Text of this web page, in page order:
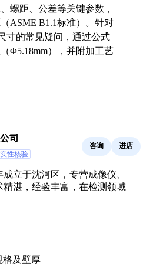
螺距、公差等关键参数，
ASME B1.1标准）。针对
寸的常见疑问，通过公式
Φ5.18mm），并附加工艺
司
性核验
咨询 进店
立于沈河区，专营成像仪、
湛，经验丰富，在检测领域
格及壁厚